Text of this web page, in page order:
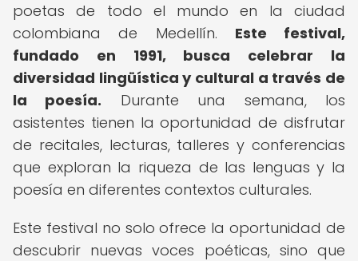
poetas de todo el mundo en la ciudad
colombiana de Medellín. Este festival,
fundado en 1991, busca celebrar la
diversidad lingüística y cultural a través de
la poesía. Durante una semana, los
asistentes tienen la oportunidad de disfrutar
de recitales, lecturas, talleres y conferencias
que exploran la riqueza de las lenguas y la
poesía en diferentes contextos culturales.
Este festival no solo ofrece la oportunidad de
descubrir nuevas voces poéticas, sino que